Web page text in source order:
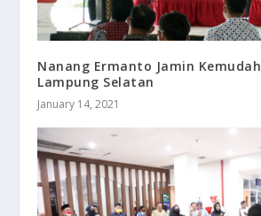
Nanang Ermanto Jamin
Lampung Selatan
January 14, 2021